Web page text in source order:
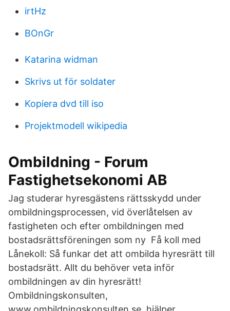
irtHz
BOnGr
Katarina widman
Skrivs ut för soldater
Kopiera dvd till iso
Projektmodell wikipedia
Ombildning - Forum
Fastighetsekonomi AB
Jag studerar hyresgästens rättsskydd under
ombildningsprocessen, vid överlåtelsen av
fastigheten och efter ombildningen med
bostadsrättsföreningen som ny Få koll med
Lånekoll: Så funkar det att ombilda hyresrätt till
bostadsrätt. Allt du behöver veta inför
ombildningen av din hyresrätt!
Ombildningskonsulten,